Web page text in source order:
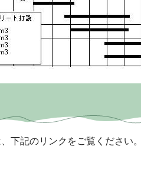
下記のリンクをご覧ください。